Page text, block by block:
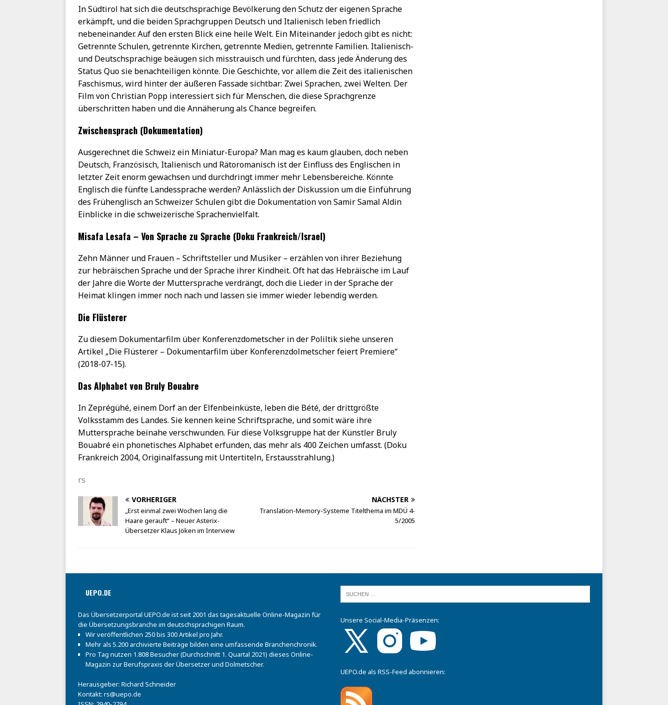
In Südtirol hat sich die deutschsprachige Bevölkerung den Schutz der eigenen Sprache
erkämpft, und die beiden Sprachgruppen Deutsch und Italienisch leben friedlich
nebeneinander. Auf den ersten Blick eine heile Welt. Ein Miteinander jedoch gibt es nicht:
Getrennte Schulen, getrennte Kirchen, getrennte Medien, getrennte Familien. Italienisch-
und Deutschsprachige beäugen sich misstrauisch und fürchten, dass jede Änderung des
Status Quo sie benachteiligen könnte. Die Geschichte, vor allem die Zeit des italienischen
Faschismus, wird hinter der äußeren Fassade sichtbar: Zwei Sprachen, zwei Welten. Der
Film von Christian Popp interessiert sich für Menschen, die diese Sprachgrenze
überschritten haben und die Annäherung als Chance begreifen.
Zwischensprach (Dokumentation)
Ausgerechnet die Schweiz ein Miniatur-Europa? Man mag es kaum glauben, doch neben
Deutsch, Französisch, Italienisch und Rätoromanisch ist der Einfluss des Englischen in
letzter Zeit enorm gewachsen und durchdringt immer mehr Lebensbereiche. Könnte
Englisch die fünfte Landessprache werden? Anlässlich der Diskussion um die Einführung
des Frühenglisch an Schweizer Schulen gibt die Dokumentation von Samir Samal Aldin
Einblicke in die schweizerische Sprachenvielfalt.
Misafa Lesafa – Von Sprache zu Sprache (Doku Frankreich/Israel)
Zehn Männer und Frauen – Schriftsteller und Musiker – erzählen von ihrer Beziehung
zur hebräischen Sprache und der Sprache ihrer Kindheit. Oft hat das Hebräische im Lauf
der Jahre die Worte der Muttersprache verdrängt, doch die Lieder in der Sprache der
Heimat klingen immer noch nach und lassen sie immer wieder lebendig werden.
Die Flüsterer
Zu diesem Dokumentarfilm über Konferenzdometscher in der Poliltik siehe unseren
Artikel „Die Flüsterer – Dokumentarfilm über Konferenzdolmetscher feiert Premiere“
(2018-07-15).
Das Alphabet von Bruly Bouabre
In Zeprégühé, einem Dorf an der Elfenbeinküste, leben die Bété, der drittgrößte
Volksstamm des Landes. Sie kennen keine Schriftsprache, und somit wäre ihre
Muttersprache beinahe verschwunden. Für diese Volksgruppe hat der Künstler Bruly
Bouabré ein phonetisches Alphabet erfunden, das mehr als 400 Zeichen umfasst. (Doku
Frankreich 2004, Originalfassung mit Untertiteln, Erstausstrahlung.)
rs
VORHERIGER
„Erst einmal zwei Wochen lang die
Haare gerauft“ – Neuer Asterix-
Übersetzer Klaus Jöken im Interview
NÄCHSTER
Translation-Memory-Systeme Titelthema im MDÜ 4-
5/2005
UEPO.DE
Das Übersetzerportal UEPO.de ist seit 2001 das tagesaktuelle Online-Magazin für
die Übersetzungsbranche im deutschsprachigen Raum.
Wir veröffentlichen 250 bis 300 Artikel pro Jahr.
Mehr als 5.200 archivierte Beiträge bilden eine umfassende Branchenchronik.
Pro Tag nutzen 1.808 Besucher (Durchschnitt 1. Quartal 2021) dieses Online-
Magazin zur Berufspraxis der Übersetzer und Dolmetscher.
Herausgeber: Richard Schneider
Kontakt: rs@uepo.de
Unsere Social-Media-Präsenzen:
UEPO.de als RSS-Feed abonnieren: